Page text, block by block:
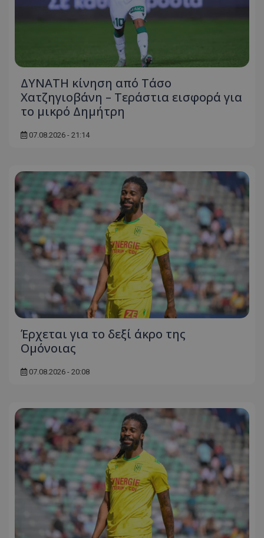
ΔΥΝΑΤΗ κίνηση από Τάσο
Χατζηγιοβάνη – Τεράστια εισφορά για
το μικρό Δημήτρη
07.08.2026 - 21:14
Έρχεται για το δεξί άκρο της
Ομόνοιας
07.08.2026 - 20:08